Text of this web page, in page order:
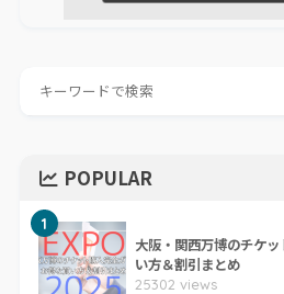
POPULAR
1
大阪・関西万博のチケ
い方＆割引まとめ
25302 views